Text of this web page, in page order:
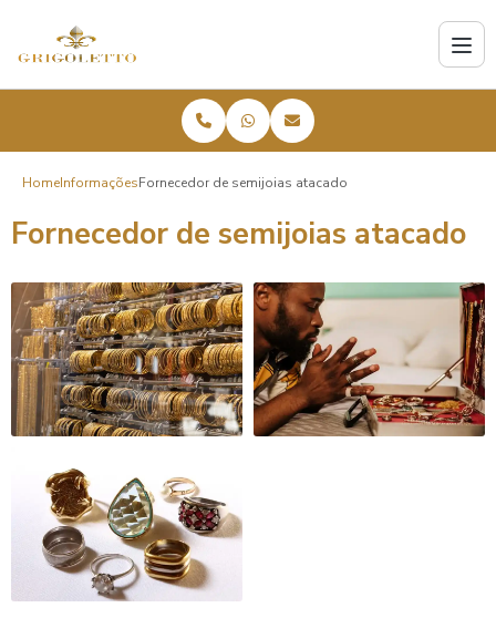
HomeInformaçõesFornecedor de semijoias atacado
Fornecedor de semijoias atacado